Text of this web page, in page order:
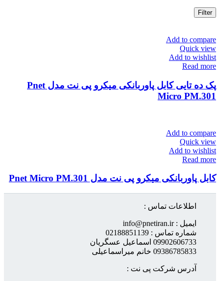
Filter
Add to compare
Quick view
Add to wishlist
Read more
پک ده تایی کابل پاوربانکی میکرو پی نت مدل Pnet
Micro PM.301
Add to compare
Quick view
Add to wishlist
Read more
کابل پاوربانکی میکرو پی نت مدل Pnet Micro PM.301
اطلاعات تماس :
ایمیل : info@pnetiran.ir
شماره تماس : 02188851139
09902606733 اسماعیل عسگریان
09386785833 خانم میراسماعیلی
آدرس شرکت پی نت :